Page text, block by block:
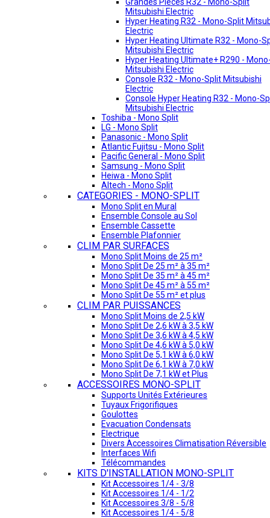
Mitsubishi Electric
Hyper Heating R32 - Mono-Split
Electric
Hyper Heating Ultimate R32 - Mono-
Mitsubishi Electric
Hyper Heating Ultimate+ R290 -
Mitsubishi Electric
Console R32 - Mono-Split Mitsubishi
Electric
Console Hyper Heating R32 - Mono-
Mitsubishi Electric
Toshiba - Mono Split
LG - Mono Split
Panasonic - Mono Split
Atlantic Fujitsu - Mono Split
Pacific General - Mono Split
Samsung - Mono Split
Heiwa - Mono Split
Altech - Mono Split
CATEGORIES - MONO-SPLIT
Mono Split en Mural
Ensemble Console au Sol
Ensemble Cassette
Ensemble Plafonnier
CLIM PAR SURFACES
Mono Split Moins de 25 m²
Mono Split De 25 m² à 35 m²
Mono Split De 35 m² à 45 m²
Mono Split De 45 m² à 55 m²
Mono Split De 55 m² et plus
CLIM PAR PUISSANCES
Mono Split Moins de 2,5 kW
Mono Split De 2,6 kW à 3,5 kW
Mono Split De 3,6 kW à 4,5 kW
Mono Split De 4,6 kW à 5,0 kW
Mono Split De 5,1 kW à 6,0 kW
Mono Split De 6,1 kW à 7,0 kW
Mono Split De 7,1 kW et Plus
ACCESSOIRES MONO-SPLIT
Supports Unités Extérieures
Tuyaux Frigorifiques
Goulottes
Evacuation Condensats
Electrique
Divers Accessoires Climatisation Réversible
Interfaces Wifi
Télécommandes
KITS D'INSTALLATION MONO-SPLIT
Kit Accessoires 1/4 - 3/8
Kit Accessoires 1/4 - 1/2
Kit Accessoires 3/8 - 5/8
Kit Accessoires 1/4 - 5/8